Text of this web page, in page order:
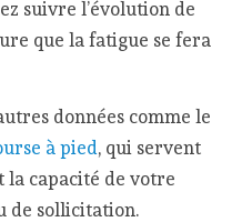
suivre l’évolution de
que la fatigue se fera
données comme le
à pied, qui servent
la capacité de votre
de sollicitation.